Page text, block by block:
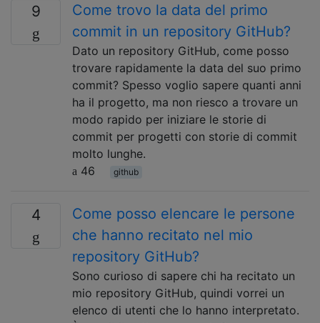
9
Come trovo la data del primo
commit in un repository GitHub?
Dato un repository GitHub, come posso
trovare rapidamente la data del suo primo
commit? Spesso voglio sapere quanti anni
ha il progetto, ma non riesco a trovare un
modo rapido per iniziare le storie di
commit per progetti con storie di commit
molto lunghe.
46
github
4
Come posso elencare le persone
che hanno recitato nel mio
repository GitHub?
Sono curioso di sapere chi ha recitato un
mio repository GitHub, quindi vorrei un
elenco di utenti che lo hanno interpretato.